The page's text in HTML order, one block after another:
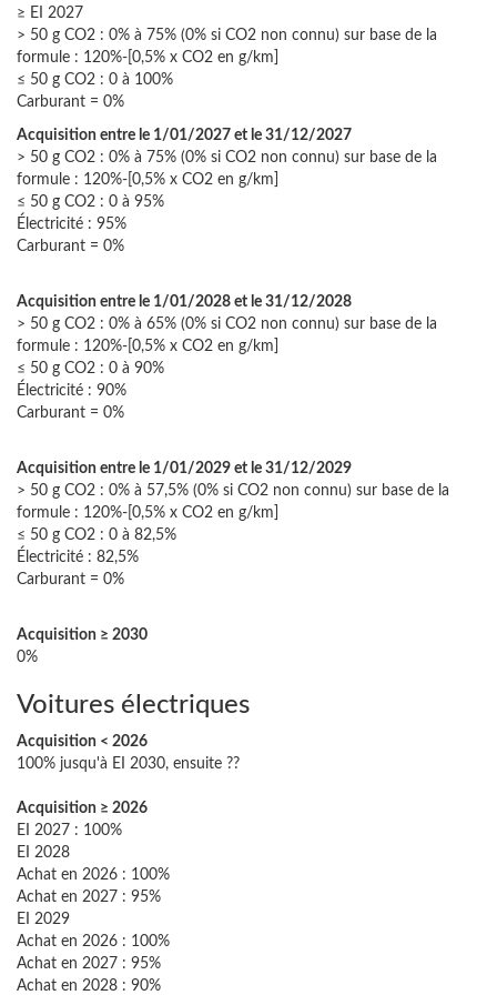
≥ EI 2027
> 50 g CO2 : 0% à 75% (0% si CO2 non connu) sur base de la
formule : 120%-[0,5% x CO2 en g/km]
≤ 50 g CO2 : 0 à 100%
Carburant = 0%
Acquisition entre le 1/01/2027 et le 31/12/2027
> 50 g CO2 : 0% à 75% (0% si CO2 non connu) sur base de la
formule : 120%-[0,5% x CO2 en g/km]
≤ 50 g CO2 : 0 à 95%
Électricité : 95%
Carburant = 0%
Acquisition entre le 1/01/2028 et le 31/12/2028
> 50 g CO2 : 0% à 65% (0% si CO2 non connu) sur base de la
formule : 120%-[0,5% x CO2 en g/km]
≤ 50 g CO2 : 0 à 90%
Électricité : 90%
Carburant = 0%
Acquisition entre le 1/01/2029 et le 31/12/2029
> 50 g CO2 : 0% à 57,5% (0% si CO2 non connu) sur base de la
formule : 120%-[0,5% x CO2 en g/km]
≤ 50 g CO2 : 0 à 82,5%
Électricité : 82,5%
Carburant = 0%
Acquisition ≥ 2030
0%
Voitures électriques
Acquisition < 2026
100% jusqu'à EI 2030, ensuite ??
Acquisition ≥ 2026
EI 2027 : 100%
EI 2028
Achat en 2026 : 100%
Achat en 2027 : 95%
EI 2029
Achat en 2026 : 100%
Achat en 2027 : 95%
Achat en 2028 : 90%